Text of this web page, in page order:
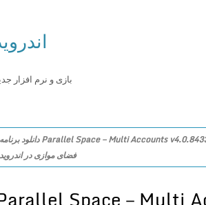
اندروید
بازی و نرم افزار جدید
Parallel Space－Multi Accounts v4.0.8433 دانلود برنامه
فضای موازی در اندروید